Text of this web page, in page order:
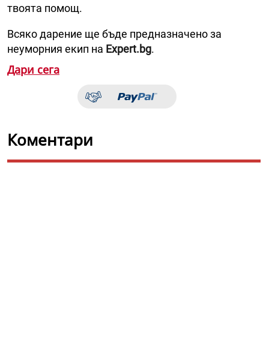
твоята помощ.
Всяко дарение ще бъде предназначено за
неуморния екип на Expert.bg.
Дари сега
Коментари